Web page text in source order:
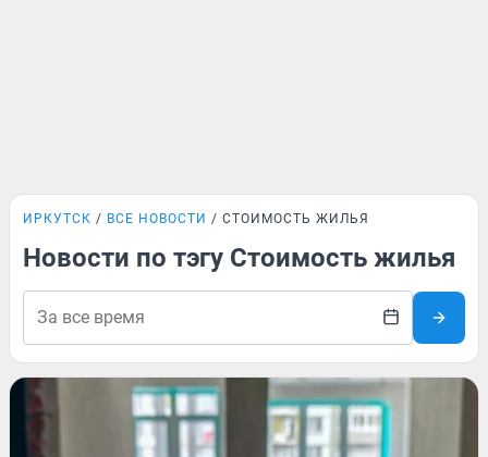
ИРКУТСК ВСЕ НОВОСТИ СТОИМОСТЬ ЖИЛЬЯ
Новости по тэгу Стоимость жилья